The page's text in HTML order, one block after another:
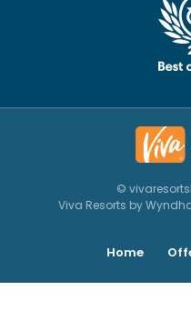
©
Viva Resorts by
Home